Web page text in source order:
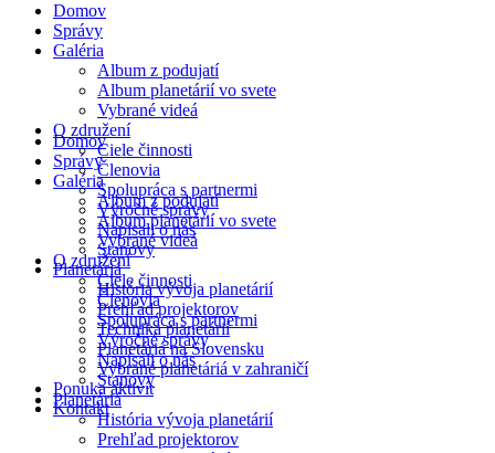
Domov
Správy
Galéria
Album z podujatí
Album planetárií vo svete
Vybrané videá
O združení
Ciele činnosti
Členovia
Spolupráca s partnermi
Výročné správy
Napísali o nás
Stanovy
Planetáriá
História vývoja planetárií
Prehľad projektorov
Domov
Správy
Galéria
Album z podujatí
Album planetárií vo svete
Vybrané videá
O združení
Ciele činnosti
Členovia
Spolupráca s partnermi
Výročné správy
Napísali o nás
Stanovy
Planetáriá
História vývoja planetárií
Prehľad projektorov
Technika planetárií
Planetáriá na Slovensku
Vybrané planetáriá v zahraničí
Ponuka aktivít
Kontakt